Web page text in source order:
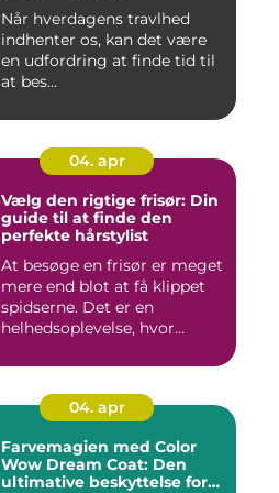
Når hverdagens travlhed
indhenter os, kan det være
en udfordring at finde tid til
at bes...
04. apr
Vælg den rigtige frisør: Din
guide til at finde den
perfekte hårstylist
At besøge en frisør er meget
mere end blot at få klippet
spidserne. Det er en
helhedsoplevelse, hvor...
04. apr
Farvemagien med Color
Wow Dream Coat: Den
ultimative beskyttelse for